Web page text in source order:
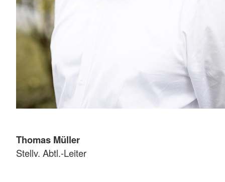
Thomas Müller
Stellv. Abtl.-Leiter